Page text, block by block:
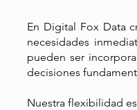
En Digital Fox Data
necesidades
pueden ser
decisiones
Nuestra flexibilidad